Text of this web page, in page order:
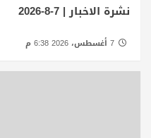
نشرة الاخبار | 7-8-2026